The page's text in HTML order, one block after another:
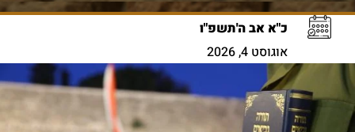
כ"א אב ה'תשפ"ו
אוגוסט 4, 2026